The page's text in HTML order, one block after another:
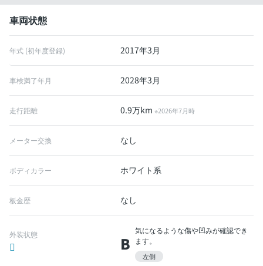
車両状態
年式 (初年度登録) 2017年3月
車検満了年月 2028年3月
走行距離 0.9万km※2026年7月時
メーター交換 なし
ボディカラー ホワイト系
板金歴 なし
外装状態 B
気になるような傷や凹みが確認でき
ます。
左側